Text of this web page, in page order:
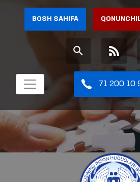
BOSH SAHIFA
71 200 10